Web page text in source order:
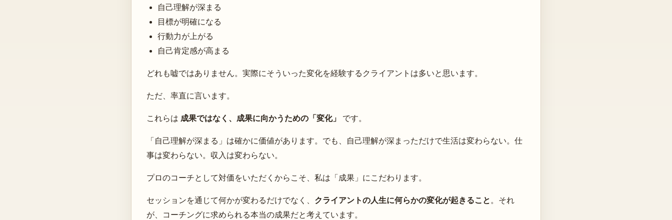
自己理解が深まる
目標が明確になる
行動力が上がる
自己肯定感が高まる
どれも嘘ではありません。実際にそういった変化を経験するクライアントは多いと思います。
ただ、率直に言います。
これらは 成果ではなく、成果に向かうための「変化」 です。
「自己理解が深まる」は確かに価値があります。でも、自己理解が深まっただけで生活は変わらない。仕
事は変わらない。収入は変わらない。
プロのコーチとして対価をいただくからこそ、私は「成果」にこだわります。
セッションを通じて何かが変わるだけでなく、 クライアントの人生に何らかの変化が起きること 。それ
が、コーチングに求められる本当の成果だと考えています。